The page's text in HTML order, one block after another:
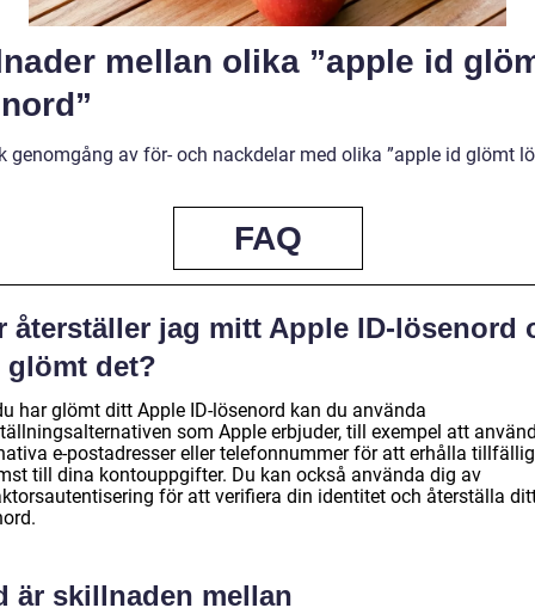
mellan olika ”apple id
genomgång av för- och nackdelar med olika ”apple id glömt
FAQ
återställer jag mitt Apple ID-lösenord
glömt det?
har glömt ditt Apple ID-lösenord kan du använda
som Apple erbjuder, till exempel att
e-postadresser eller telefonnummer för att erhålla tillfällig
till dina kontouppgifter. Du kan också använda dig av
för att verifiera din identitet och återställa
är skillnaden mellan